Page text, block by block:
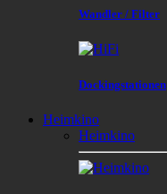
Wandler / Filter
Dockingstationen
Heimkino
Heimkino